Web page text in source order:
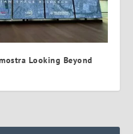
Looking Beyond